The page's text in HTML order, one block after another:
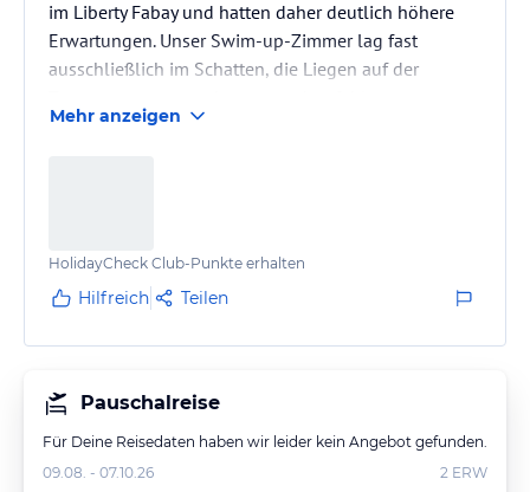
im Liberty Fabay und hatten daher deutlich höhere
Erwartungen. Unser Swim-up-Zimmer lag fast
ausschließlich im Schatten, die Liegen auf der
Handtücher dafür. Zudem hatten wir leider Probleme
musste. Der Service war freundlich, aber oft…
Mehr anzeigen
HolidayCheck Club-Punkte erhalten
Hilfreich Teilen
Pauschalreise
Für Deine Reisedaten haben wir leider kein Angebot gefunden.
09.08. - 07.10.26
2 ERW